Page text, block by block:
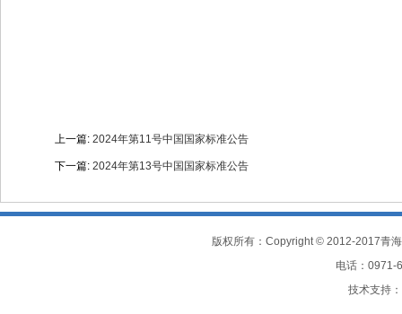
上一篇: 2024年第11号中国国家标准公告
下一篇: 2024年第13号中国国家标准公告
电话：0971-
技术支持：